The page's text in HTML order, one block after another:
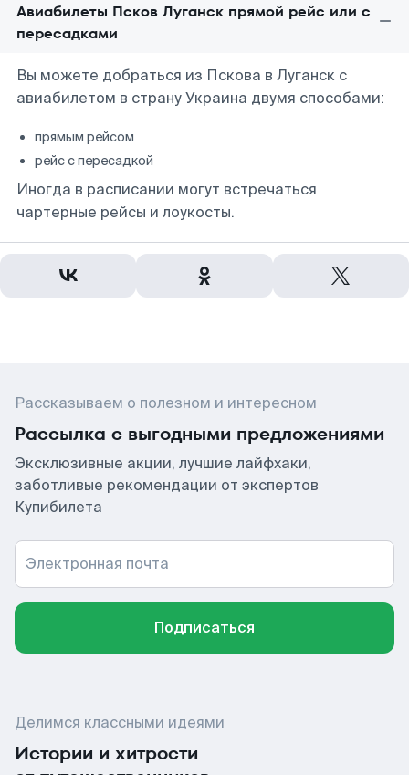
Авиабилеты Псков Луганск прямой рейс или с
пересадками
Вы можете добраться из Пскова в Луганск с
авиабилетом в страну Украина двумя способами:
прямым рейсом
рейс с пересадкой
Иногда в расписании могут встречаться
чартерные рейсы и лоукосты.
Рассказываем о полезном и интересном
Рассылка с выгодными предложениями
Эксклюзивные акции, лучшие лайфхаки,
заботливые рекомендации от экспертов
Купибилета
Электронная почта
Подписаться
Делимся классными идеями
Истории и хитрости